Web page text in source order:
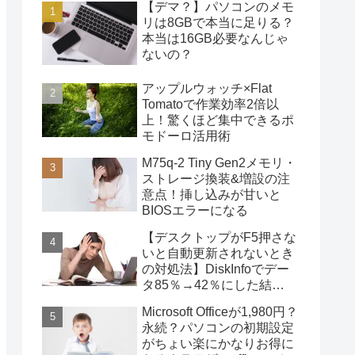
【デマ？】パソコンのメモ
リは8GBで本当に足りる？
本当は16GB必要なんじゃ
ないの？
アップルウォッチ×Flat
Tomatoで作業効率2倍以
上！驚くほど集中できるポ
モドーロ活用術
M75q-2 Tiny Gen2メモリ・
ストレージ換装&増設の注
意点！挿し込みが甘いと
BIOSエラーになる
【デスクトップがF5押さな
いと自動更新されないとき
の対処法】DiskInfoでデー
タ85％→42％にした結
Microsoft Officeが1,980円？
永続？パソコンの初期設定
がちょい楽にかなりお得に